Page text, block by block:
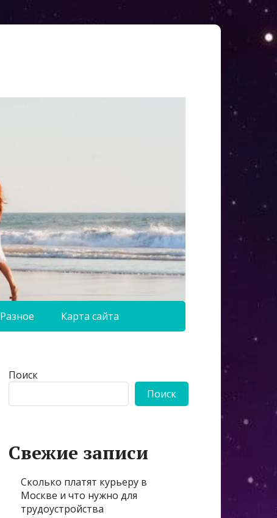
Разное Карта сайта
Поиск
Поиск
Свежие записи
Сколько платят курьеру в
Москве и что нужно для
трудоустройства